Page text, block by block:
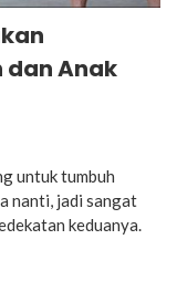
Anak
untuk tumbuh
nanti, jadi sangat
keduanya.